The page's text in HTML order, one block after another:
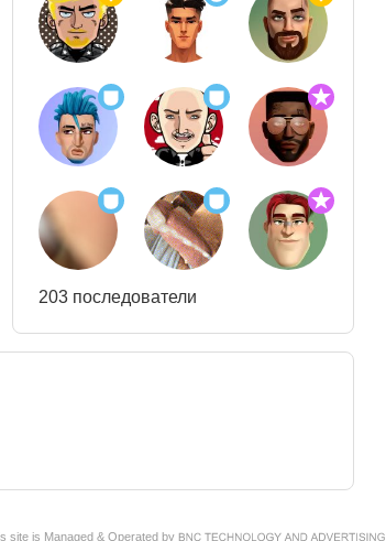
203 последователи
site is Managed & Operated by